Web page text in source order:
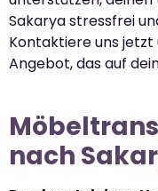
Sakarya stressfrei
Kontaktiere uns jetzt
Angebot, das auf
nach